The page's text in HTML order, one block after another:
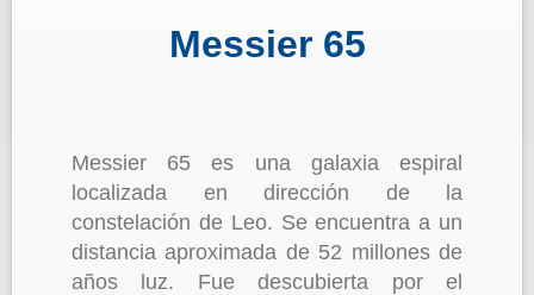
Messier 65
Messier 65 es una galaxia espiral
localizada en dirección de la
constelación de Leo. Se encuentra a un
distancia aproximada de 52 millones de
años luz. Fue descubierta por el